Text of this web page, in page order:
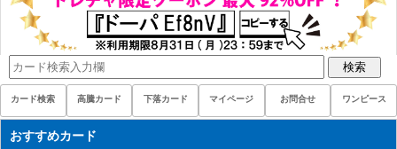
検索
カード検索 高騰カード 下落カード マイページ お問合せ ワンピース
おすすめカード